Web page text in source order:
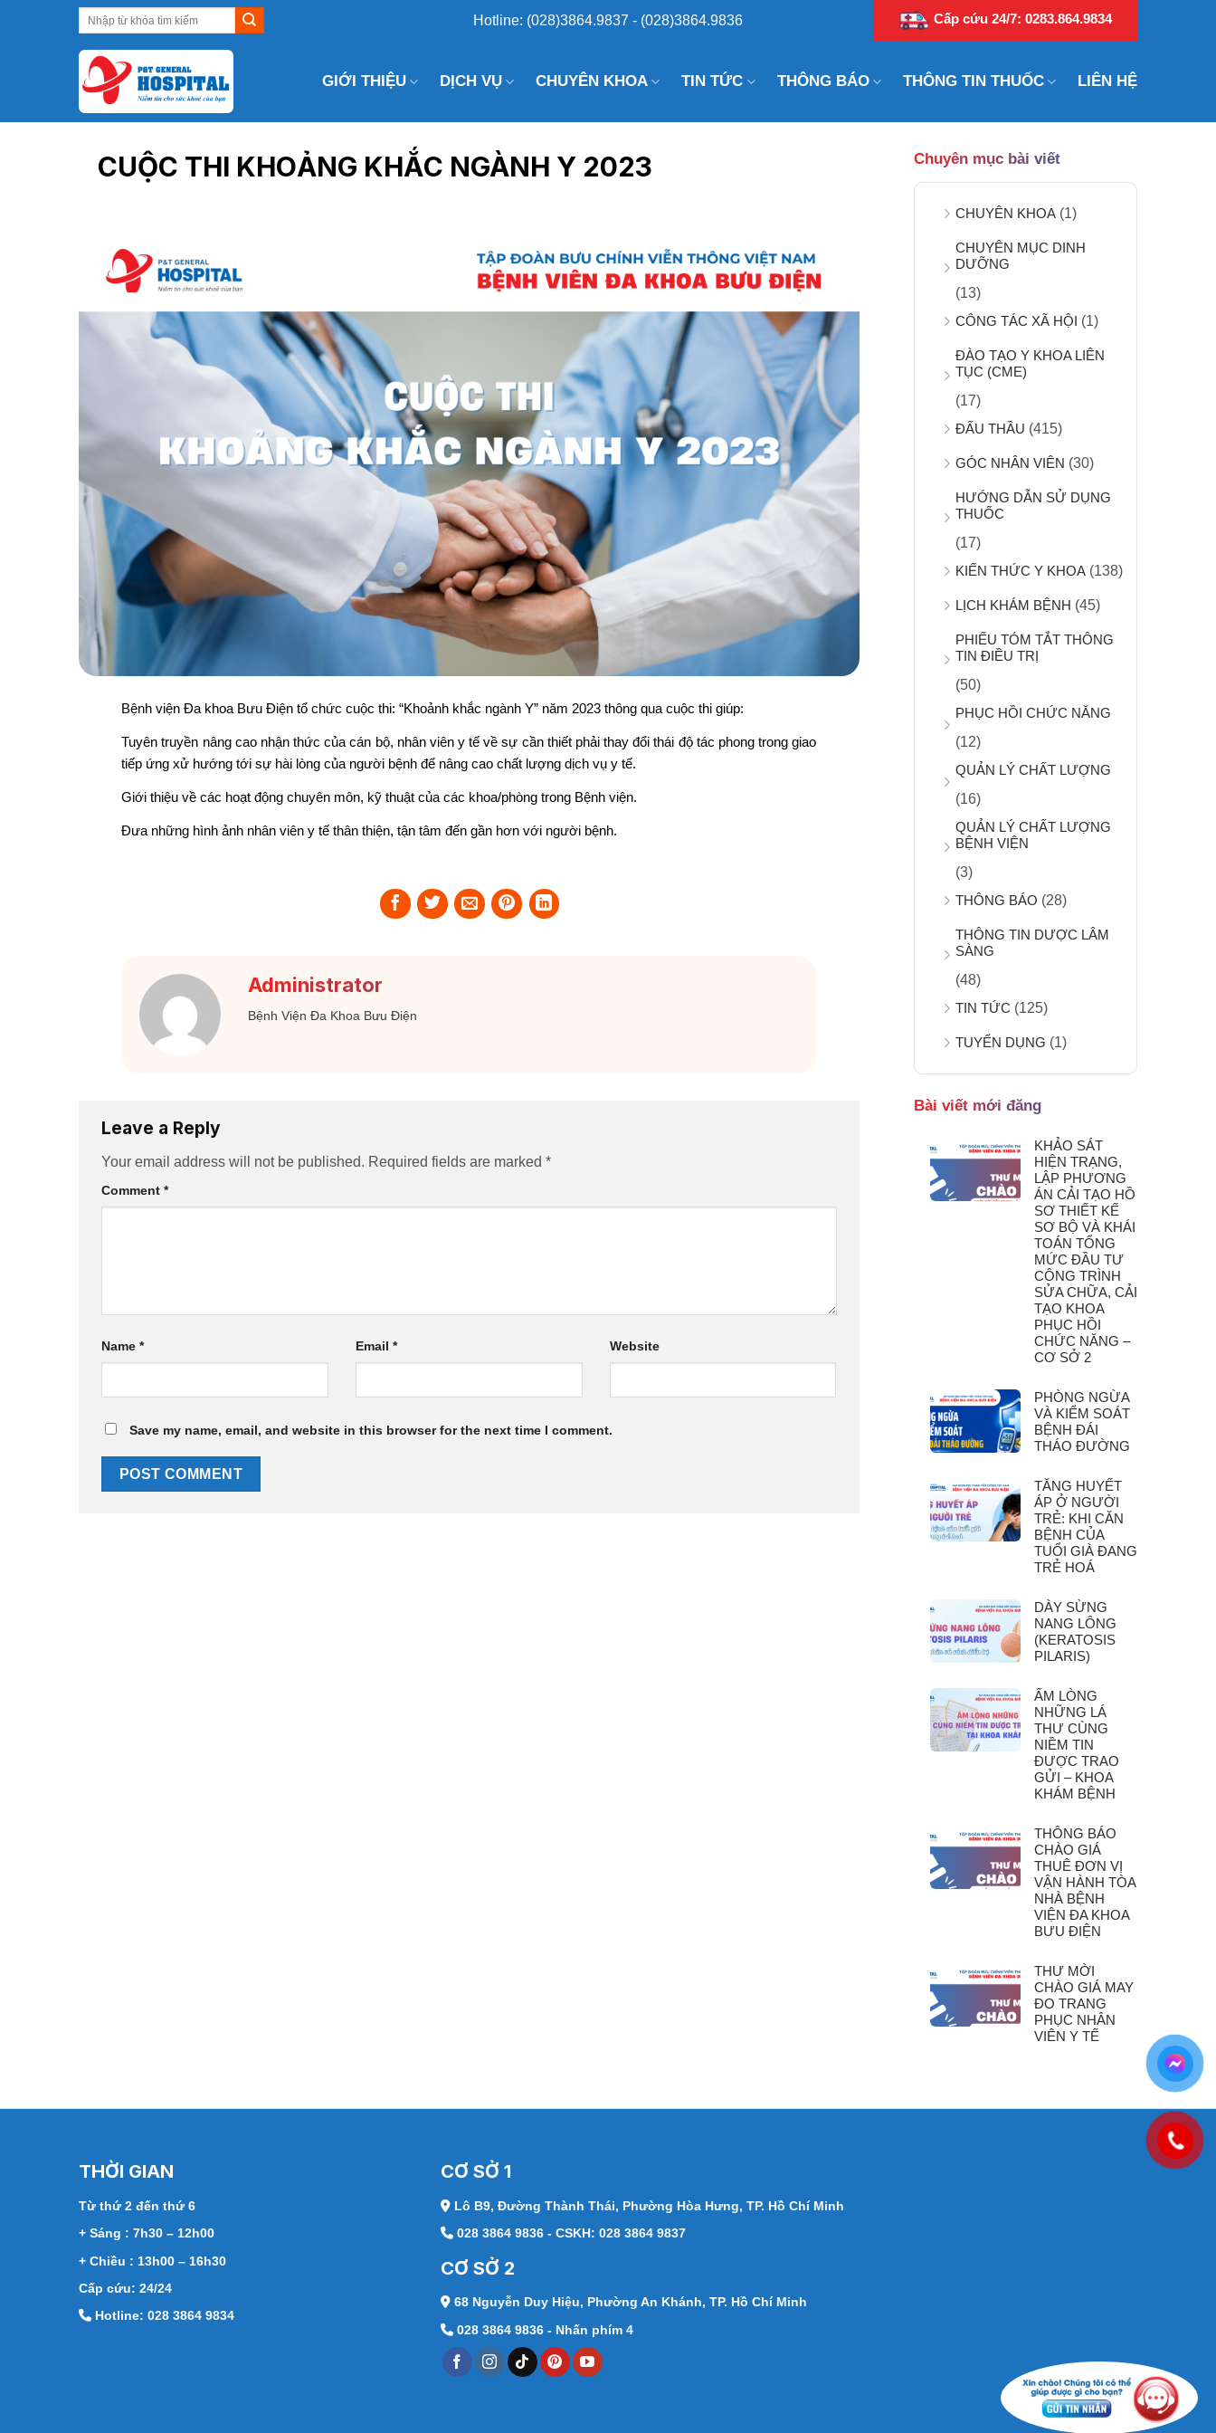
Hotline: (028)3864.9837 - (028)3864.9836 Cấp cứu 24/7: 0283.864.9834
GIỚI THIỆU DỊCH VỤ CHUYÊN KHOA TIN TỨC THÔNG BÁO THÔNG TIN THUỐC LIÊN HỆ
CUỘC THI KHOẢNG KHẮC NGÀNH Y 2023
Bệnh viện Đa khoa Bưu Điện tổ chức cuộc thi: “Khoảnh khắc ngành Y” năm 2023 thông qua cuộc thi giúp:
Tuyên truyền nâng cao nhận thức của cán bộ, nhân viên y tế về sự cần thiết phải thay đổi thái độ tác phong trong giao
tiếp ứng xử hướng tới sự hài lòng của người bệnh để nâng cao chất lượng dịch vụ y tế.
Giới thiệu về các hoạt động chuyên môn, kỹ thuật của các khoa/phòng trong Bệnh viện.
Đưa những hình ảnh nhân viên y tế thân thiện, tận tâm đến gần hơn với người bệnh.
Administrator
Bệnh Viện Đa Khoa Bưu Điện
Leave a Reply
Your email address will not be published. Required fields are marked *
Comment *
Name * Email * Website
Save my name, email, and website in this browser for the next time I comment.
Chuyên mục bài viết
CHUYÊN KHOA(1)
CHUYÊN MỤC DINH
DƯỠNG
(13)
CÔNG TÁC XÃ HỘI (1)
ĐÀO TẠO Y KHOA LIÊN
TỤC (CME)
(17)
ĐẤU THẦU (415)
GÓC NHÂN VIÊN (30)
HƯỚNG DẪN SỬ DỤNG
THUỐC
(17)
KIẾN THỨC Y KHOA(138)
LỊCH KHÁM BỆNH (45)
PHIẾU TÓM TẮT THÔNG
TIN ĐIỀU TRỊ
(50)
PHỤC HỒI CHỨC NĂNG
(12)
QUẢN LÝ CHẤT LƯỢNG
(16)
QUẢN LÝ CHẤT LƯỢNG
BỆNH VIỆN
(3)
THÔNG BÁO (28)
THÔNG TIN DƯỢC LÂM
SÀNG
(48)
TIN TỨC (125)
TUYỂN DỤNG (1)
Bài viết mới đăng
KHẢO SÁT
HIỆN TRẠNG,
LẬP PHƯƠNG
ÁN CẢI TẠO HỒ
SƠ THIẾT KẾ
SƠ BỘ VÀ KHÁI
TOÁN TỔNG
MỨC ĐẦU TƯ
CÔNG TRÌNH
SỬA CHỮA, CẢI
TẠO KHOA
PHỤC HỒI
CHỨC NĂNG –
CƠ SỞ 2
PHÒNG NGỪA
VÀ KIỂM SOÁT
BỆNH ĐÁI
THÁO ĐƯỜNG
TĂNG HUYẾT
ÁP Ở NGƯỜI
TRẺ: KHI CĂN
BỆNH CỦA
TUỔI GIÀ ĐANG
TRẺ HOÁ
DÀY SỪNG
NANG LÔNG
(KERATOSIS
PILARIS)
ẤM LÒNG
NHỮNG LÁ
THƯ CÙNG
NIỀM TIN
ĐƯỢC TRAO
GỬI – KHOA
KHÁM BỆNH
THÔNG BÁO
CHÀO GIÁ
THUÊ ĐƠN VỊ
VẬN HÀNH TÒA
NHÀ BỆNH
VIỆN ĐA KHOA
BƯU ĐIỆN
THƯ MỜI
CHÀO GIÁ MAY
ĐO TRANG
PHỤC NHÂN
VIÊN Y TẾ
THỜI GIAN
Từ thứ 2 đến thứ 6
+ Sáng : 7h30 – 12h00
+ Chiều : 13h00 – 16h30
Cấp cứu: 24/24
Hotline: 028 3864 9834
CƠ SỞ 1
Lô B9, Đường Thành Thái, Phường Hòa Hưng, TP. Hồ Chí Minh
028 3864 9836 - CSKH: 028 3864 9837
CƠ SỞ 2
68 Nguyễn Duy Hiệu, Phường An Khánh, TP. Hồ Chí Minh
028 3864 9836 - Nhấn phím 4